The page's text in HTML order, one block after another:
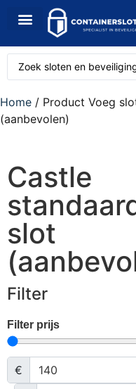
Home / Product Voeg
(aanbevolen)
Castle
slot
Filter
Filter prijs
€